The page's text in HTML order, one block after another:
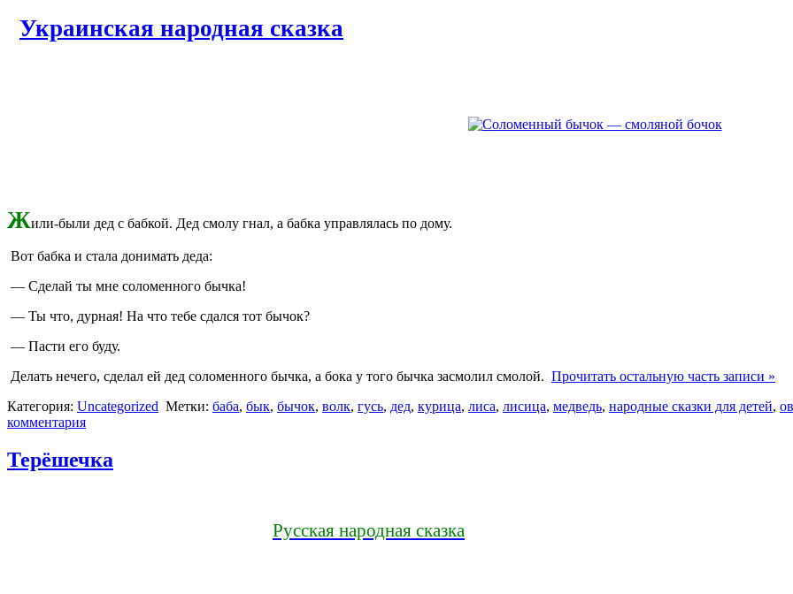
Украинская народная сказка
Жили-были дед с бабкой. Дед смолу гнал, а бабка управлялась по дому.
Вот бабка и стала донимать деда:
— Сделай ты мне соломенного бычка!
— Ты что, дурная! На что тебе сдался тот бычок?
— Пасти его буду.
Делать нечего, сделал ей дед соломенного бычка, а бока у того бычка засмолил смолой. Прочитать остальную часть записи »
Категория: Uncategorized Метки: баба, бык, бычок, волк, гусь, дед, курица, лиса, лисица, медведь, народные сказки для детей,
комментария
Терёшечка
Русская народная сказка